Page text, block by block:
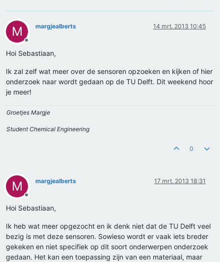
M
Offline
margjealberts 14 mrt. 2013 10:45
Hoi Sebastiaan,
Ik zal zelf wat meer over de sensoren opzoeken en kijken of hier
onderzoek naar wordt gedaan op de TU Delft. Dit weekend hoor
je meer!
Groetjes Margje
Student Chemical Engineering
0
M
Offline
margjealberts 17 mrt. 2013 18:31
Hoi Sebastiaan,
Ik heb wat meer opgezocht en ik denk niet dat de TU Delft veel
bezig is met deze sensoren. Sowieso wordt er vaak iets breder
gekeken en niet specifiek op dit soort onderwerpen onderzoek
gedaan. Het kan een toepassing zijn van een materiaal, maar